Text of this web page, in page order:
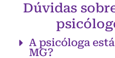
Dúvidas
A psicóloga
MG?